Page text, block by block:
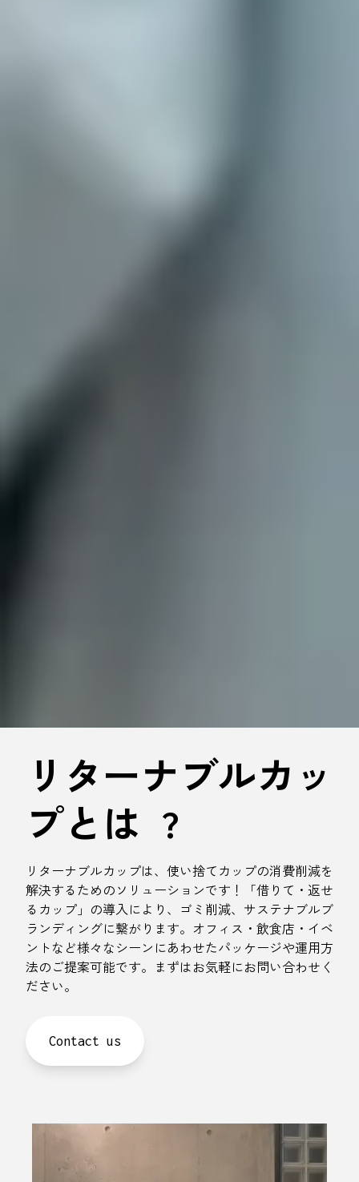
リターナブルカッ
プとは ?
リターナブルカップは、使い捨てカップの消費削減を
解決するためのソリューションです！「借りて・返せ
るカップ」の導入により、ゴミ削減、サステナブルブ
ランディングに繋がります。オフィス・飲食店・イベ
ントなど様々なシーンにあわせたパッケージや運用方
法のご提案可能です。まずはお気軽にお問い合わせく
ださい。
Contact us